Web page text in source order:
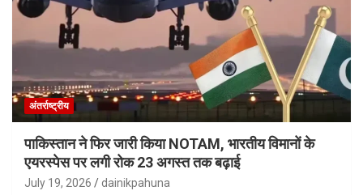
अंतर्राष्ट्रीय
पाकिस्तान ने फिर जारी किया NOTAM, भारतीय विमानों के
एयरस्पेस पर लगी रोक 23 अगस्त तक बढ़ाई
July 19, 2026 dainikpahuna